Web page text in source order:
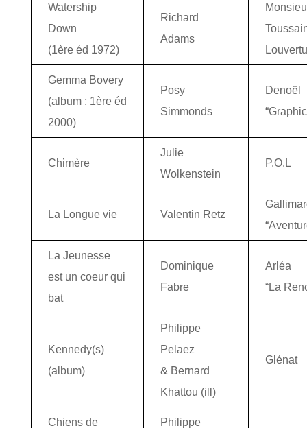
Watership
Down
(1ère éd 1972)
Richard
Adams
Gemma Bovery
(album ; 1ère éd
2000)
Posy
Simmonds
Denoël
Chimère
Julie
Wolkenstein
P.O.L
La Longue vie Valentin Retz
La Jeunesse
est un coeur qui
bat
Dominique
Fabre
Arléa
“La
Kennedy(s)
(album)
Philippe
Pelaez
& Bernard
Khattou (ill)
Glénat
Chiens de
Philippe